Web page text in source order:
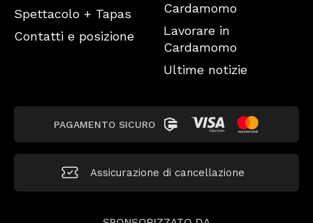
Spettacolo + Tapas
Contatti e posizione
Cardamomo
Lavorare in
Cardamomo
Ultime notizie
PAGAMENTO SICURO
Assicurazione di cancellazione